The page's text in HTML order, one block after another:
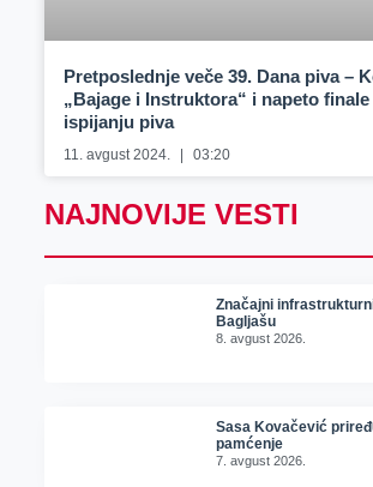
Pretposlednje veče 39. Dana piva –
„Bajage i Instruktora“ i napeto
ispijanju piva
11. avgust 2024. 03:20
NAJNOVIJE VESTI
Značajni
Bagljašu
8. avgust 2026.
Sasa Kovačević
pamćenje
7. avgust 2026.